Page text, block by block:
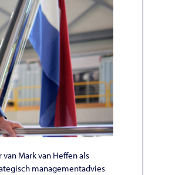
Mark van Heffen als
managementadvies